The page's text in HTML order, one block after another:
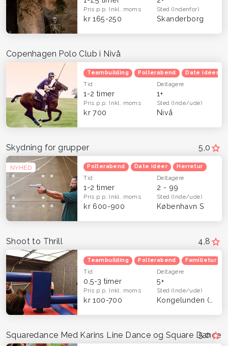
Pris p.p. Inkl. moms
kr 165-250
Sted(Indenfor)
Skanderborg
Copenhagen Polo Club i Nivå
Teambuilding Polterabend Date idéer
Tid
1-2 timer
Deltagere
1+
Pris p.p. Inkl. moms
kr 700
Sted(Inde/ude)
Nivå
5,0
NYHED
Skydning for grupper
Polterabend Date idéer Herretur
Tid
1-2 timer
Deltagere
2 - 99
Pris p.p. Inkl. moms
kr 600-900
Sted(Inde/ude)
København S
4,8
Shoot to Thrill
Teambuilding Polterabend Familietur
Tid
0,5-3 timer
Deltagere
5+
Pris p.p. Inkl. moms
kr 100-700
Sted(Inde/ude)
5,0
Squaredance Med Karins Line Dance og Square Dance